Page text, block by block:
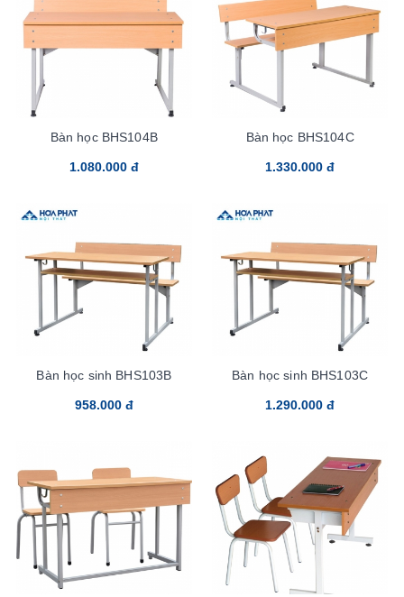
Bàn học BHS104B
1.080.000 đ
Bàn học BHS104C
1.330.000 đ
Bàn học sinh BHS103B
958.000 đ
Bàn học sinh BHS103C
1.290.000 đ